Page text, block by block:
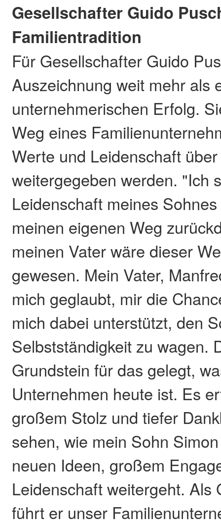
Gesellschafter Guido
Familientradition
Für Gesellschafter Guido
Auszeichnung weit mehr als
unternehmerischen Erfolg.
Weg eines
Werte und Leidenschaft
weitergegeben werden. "Ich
Leidenschaft meines
meinen eigenen Weg
meinen Vater wäre dieser
gewesen. Mein Vater,
mich geglaubt, mir die
mich dabei unterstützt, den
Selbstständigkeit zu wagen.
Grundstein für das gelegt,
Unternehmen heute ist. Es
großem Stolz und tiefer
sehen, wie mein Sohn
neuen Ideen, großem
Leidenschaft weitergeht. Als
führt er unser